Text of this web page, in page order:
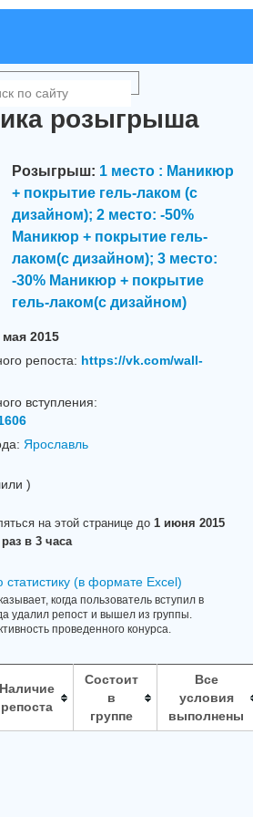
розыгрыша
Розыгрыш: 1 место : Маникюр
+ покрытие гель-лаком (с
дизайном); 2 место: -50%
Маникюр + покрытие гель-
лаком(с дизайном); 3 место:
-30% Маникюр + покрытие
гель-лаком(с дизайном)
мая 2015
репоста: https://vk.com/wall-
вступления:
Ярославль
)
на этой странице до 1 июня 2015
раз в 3 часа
(в формате Excel)
когда пользователь вступил в
удалил репост и вышел из группы.
проведенного конурса.
Наличие
репоста
Состоит
в
группе
Все
условия
выполнены